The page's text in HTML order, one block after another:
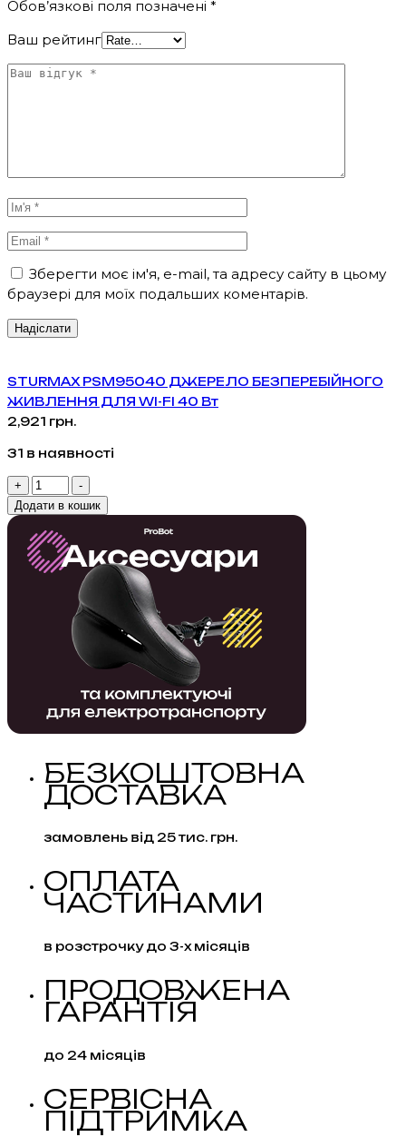
Обов’язкові поля позначені *
Ваш рейтинг
Зберегти моє ім'я, e-mail, та адресу сайту в цьому
браузері для моїх подальших коментарів.
STURMAX PSM95040 ДЖЕРЕЛО БЕЗПЕРЕБІЙНОГО
ЖИВЛЕННЯ ДЛЯ WI-FI 40 Вт
2,921 грн.
31 в наявності
+
STURMAX
PSM95040
БЕЗПЕРЕБІЙНОГО
ЖИВЛЕННЯ
-
Додати в кошик
БЕЗКОШТОВНА
ДОСТАВКА
замовлень від 25 тис. грн.
ОПЛАТА
ЧАСТИНАМИ
в розстрочку до 3-х місяців
ПРОДОВЖЕНА
ГАРАНТІЯ
до 24 місяців
СЕРВІСНА
ПІДТРИМКА